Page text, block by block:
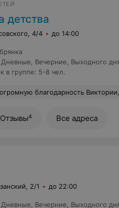
детства
4/4 до 14:00
Дневные Вечерние
Выходного
в группе: 5-8 чел.
и Анне! Вы замечательные организаторы и педагоги! Спасибо вам за ваш труд и старания! Тот багаж знаний и эмоций, которые получил
Отзывы4 Все адреса
2/1 до 22:00
Дневные Вечерние Выходного